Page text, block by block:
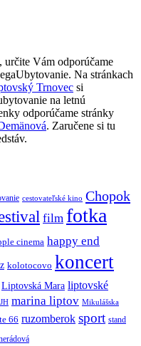
, určite Vám odporúčame
Na stránkach
Trnovec si
na letnú
odporúčame stránky
. Zaručene si tu
cestovateľské kino Chopok
film fotka
cinema happy end
kolotocovo koncert
Liptovská Mara liptovské
marina liptov Mikulášska
66 ruzomberok sport stand